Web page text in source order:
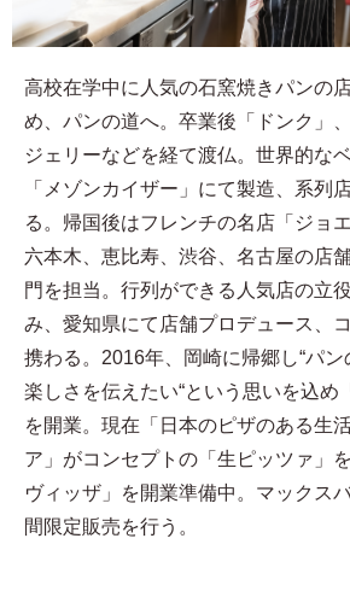
高校在学中に人気の石窯焼きパンの
め、パンの道へ。卒業後「ドンク」
ジェリーなどを経て渡仏。世界的な
「メゾンカイザー」にて製造、系列
る。帰国後はフレンチの名店「ジョ
六本木、恵比寿、渋谷、名古屋の店
門を担当。行列ができる人気店の立
み、愛知県にて店舗プロデュース、
携わる。2016年、岡崎に帰郷し“パン
楽しさを伝えたい“という思いを込め
を開業。現在「日本のピザのある生
ア」がコンセプトの「生ピッツァ」
ヴィッザ」を開業準備中。マックス
間限定販売を行う。